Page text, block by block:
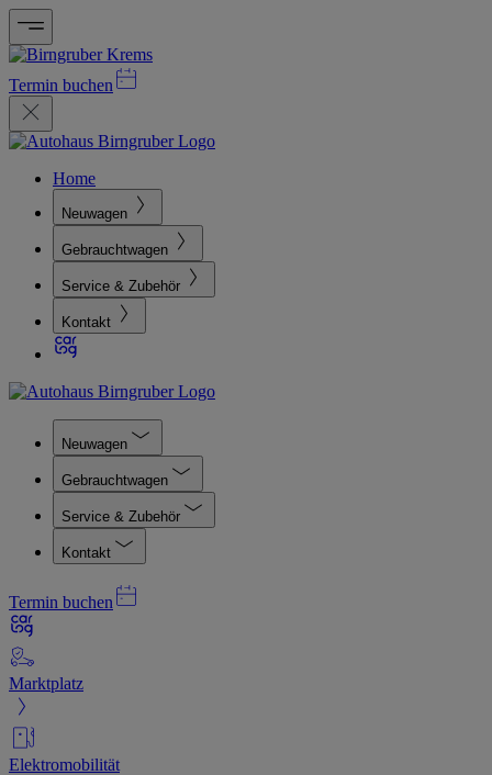
Termin buchen
Home
Neuwagen
Gebrauchtwagen
Service & Zubehör
Kontakt
Neuwagen
Gebrauchtwagen
Service & Zubehör
Kontakt
Termin buchen
Marktplatz
Elektromobilität